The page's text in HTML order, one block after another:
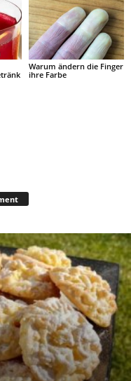
Warum ändern die Finger
ihre Farbe